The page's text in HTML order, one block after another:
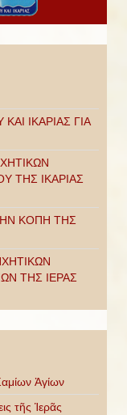
ΙΚΑΡΙΑΣ ΓΙΑ
ΤΗΣ ΙΚΑΡΙΑΣ
ΚΟΠΗ ΤΗΣ
ΤΗΣ ΙΕΡΑΣ
Ἁγίων
τῆς Ἱερᾶς